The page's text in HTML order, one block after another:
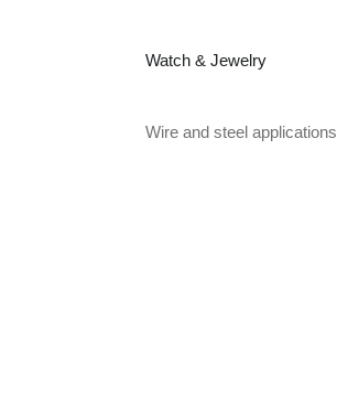
Watch & Jewelry
Wire and steel applications